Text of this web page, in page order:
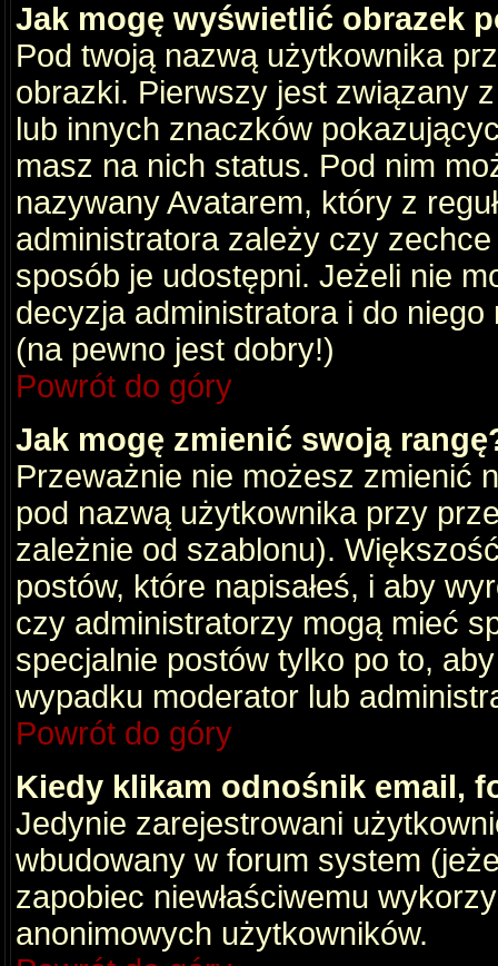
Jak mogę wyświetlić obrazek
Pod twoją nazwą użytkownika
obrazki. Pierwszy jest związany
lub innych znaczków
masz na nich status. Pod nim
nazywany Avatarem, który z
administratora zależy czy
sposób je udostępni. Jeżeli nie
decyzja administratora i do
(na pewno jest dobry!)
Powrót do góry
Jak mogę zmienić swoją
Przeważnie nie możesz zmienić
pod nazwą użytkownika przy
zależnie od szablonu).
postów, które napisałeś, i aby
czy administratorzy mogą mieć
specjalnie postów tylko po to,
wypadku moderator lub
Powrót do góry
Kiedy klikam odnośnik email,
Jedynie zarejestrowani
wbudowany w forum system
zapobiec niewłaściwemu
anonimowych użytkowników.